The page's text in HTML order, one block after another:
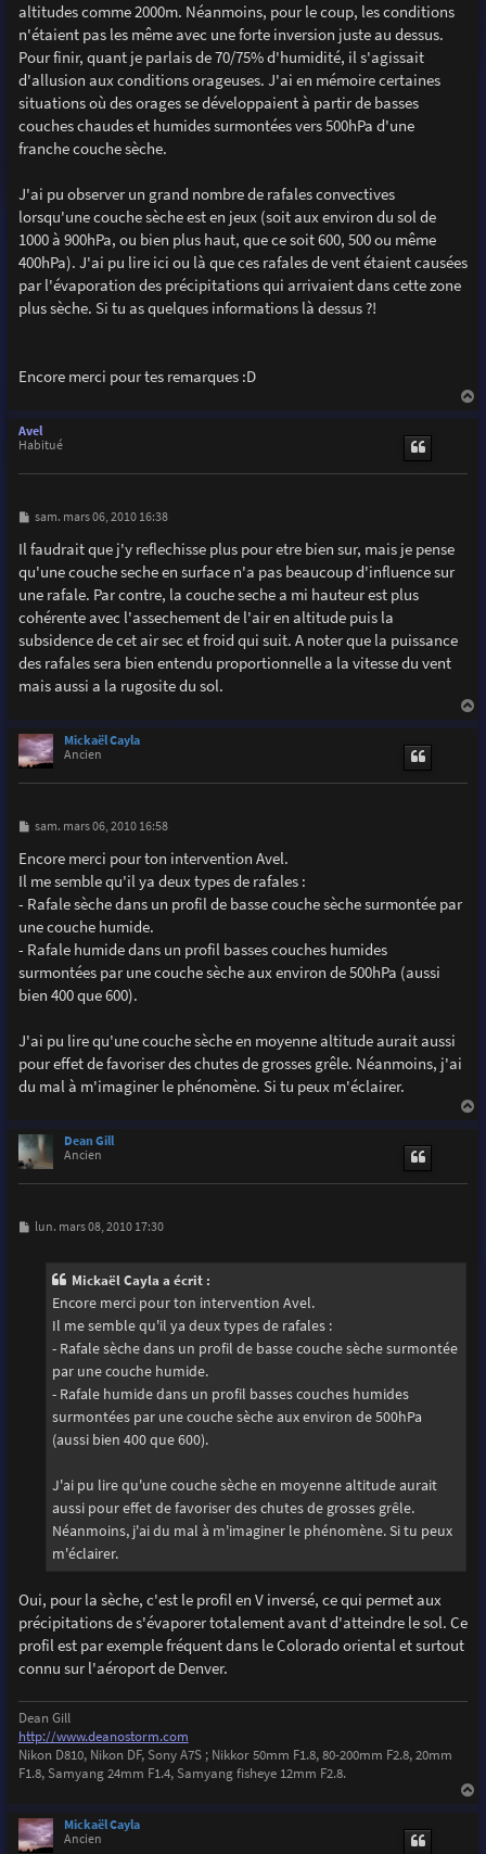
altitudes comme 2000m. Néanmoins, pour le coup, les conditions
n'étaient pas les même avec une forte inversion juste au dessus.
Pour finir, quant je parlais de 70/75% d'humidité, il s'agissait
d'allusion aux conditions orageuses. J'ai en mémoire certaines
situations où des orages se développaient à partir de basses
couches chaudes et humides surmontées vers 500hPa d'une
franche couche sèche.
J'ai pu observer un grand nombre de rafales convectives
lorsqu'une couche sèche est en jeux (soit aux environ du sol de
1000 à 900hPa, ou bien plus haut, que ce soit 600, 500 ou même
400hPa). J'ai pu lire ici ou là que ces rafales de vent étaient causées
par l'évaporation des précipitations qui arrivaient dans cette zone
plus sèche. Si tu as quelques informations là dessus ?!
Encore merci pour tes remarques :D
Avel
Habitué
M
s
s
a
e
sam. mars 06, 2010 16:38
Il faudrait que j'y reflechisse plus pour etre bien sur, mais je pense
qu'une couche seche en surface n'a pas beaucoup d'influence sur
une rafale. Par contre, la couche seche a mi hauteur est plus
cohérente avec l'assechement de l'air en altitude puis la
subsidence de cet air sec et froid qui suit. A noter que la puissance
des rafales sera bien entendu proportionnelle a la vitesse du vent
mais aussi a la rugosite du sol.
Mickaël Cayla
Ancien
M
s
s
a
g
e
sam. mars 06, 2010 16:58
Encore merci pour ton intervention Avel.
Il me semble qu'il ya deux types de rafales :
- Rafale sèche dans un profil de basse couche sèche surmontée par
une couche humide.
- Rafale humide dans un profil basses couches humides
surmontées par une couche sèche aux environ de 500hPa (aussi
bien 400 que 600).
J'ai pu lire qu'une couche sèche en moyenne altitude aurait aussi
pour effet de favoriser des chutes de grosses grêle. Néanmoins, j'ai
du mal à m'imaginer le phénomène. Si tu peux m'éclairer.
Dean Gill
Ancien
M
lun. mars 08, 2010 17:30
Mickaël Cayla a écrit :
Encore merci pour ton intervention Avel.
Il me semble qu'il ya deux types de rafales :
- Rafale sèche dans un profil de basse couche sèche surmontée
par une couche humide.
- Rafale humide dans un profil basses couches humides
surmontées par une couche sèche aux environ de 500hPa
(aussi bien 400 que 600).
J'ai pu lire qu'une couche sèche en moyenne altitude aurait
aussi pour effet de favoriser des chutes de grosses grêle.
Néanmoins, j'ai du mal à m'imaginer le phénomène. Si tu peux
m'éclairer.
Oui, pour la sèche, c'est le profil en V inversé, ce qui permet aux
précipitations de s'évaporer totalement avant d'atteindre le sol. Ce
profil est par exemple fréquent dans le Colorado oriental et surtout
connu sur l'aéroport de Denver.
Dean Gill
http://www.deanostorm.com
Nikon D810, Nikon DF, Sony A7S ; Nikkor 50mm F1.8, 80-200mm F2.8, 20mm
F1.8, Samyang 24mm F1.4, Samyang fisheye 12mm F2.8.
Mickaël Cayla
Ancien